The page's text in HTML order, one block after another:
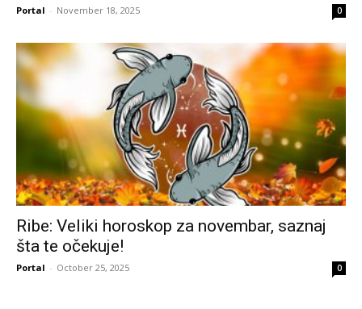
Portal - November 18, 2025 0
Ribe: Veliki horoskop za novembar, saznaj
šta te očekuje!
Portal - October 25, 2025 0